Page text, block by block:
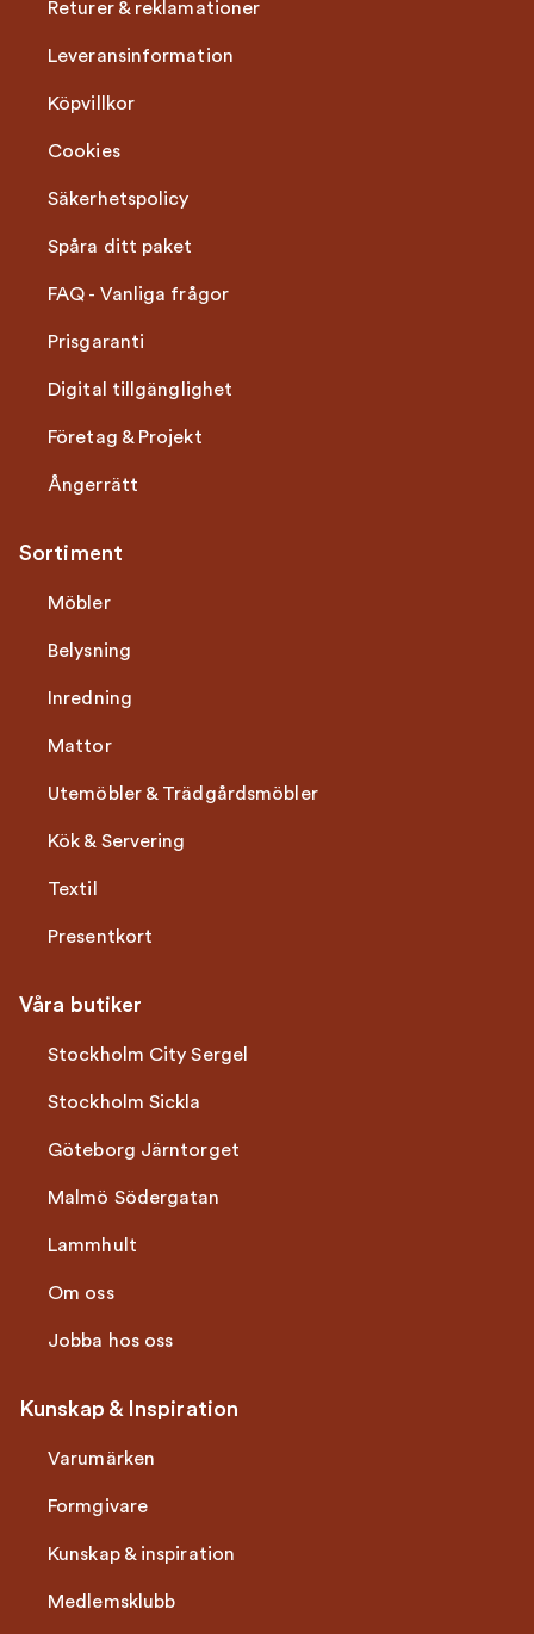
Returer & reklamationer
Leveransinformation
Köpvillkor
Cookies
Säkerhetspolicy
Spåra ditt paket
FAQ - Vanliga frågor
Prisgaranti
Digital tillgänglighet
Företag & Projekt
Ångerrätt
Sortiment
Möbler
Belysning
Inredning
Mattor
Utemöbler & Trädgårdsmöbler
Kök & Servering
Textil
Presentkort
Våra butiker
Stockholm City Sergel
Stockholm Sickla
Göteborg Järntorget
Malmö Södergatan
Lammhult
Om oss
Jobba hos oss
Kunskap & Inspiration
Varumärken
Formgivare
Kunskap & inspiration
Medlemsklubb